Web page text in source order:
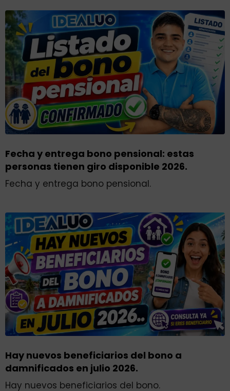
Fecha y entrega bono pensional: estas
personas tienen giro disponible 2026.
Fecha y entrega bono pensional.
Hay nuevos beneficiarios del bono a
damnificados en julio 2026.
Hay nuevos beneficiarios del bono.